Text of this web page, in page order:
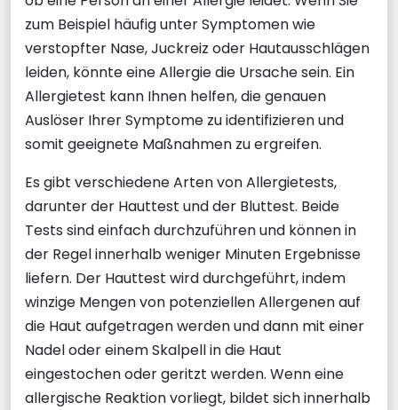
zum Beispiel häufig unter Symptomen wie
verstopfter Nase, Juckreiz oder Hautausschlägen
leiden, könnte eine Allergie die Ursache sein. Ein
Allergietest kann Ihnen helfen, die genauen
Auslöser Ihrer Symptome zu identifizieren und
somit geeignete Maßnahmen zu ergreifen.
Es gibt verschiedene Arten von Allergietests,
darunter der Hauttest und der Bluttest. Beide
Tests sind einfach durchzuführen und können in
der Regel innerhalb weniger Minuten Ergebnisse
liefern. Der Hauttest wird durchgeführt, indem
winzige Mengen von potenziellen Allergenen auf
die Haut aufgetragen werden und dann mit einer
Nadel oder einem Skalpell in die Haut
eingestochen oder geritzt werden. Wenn eine
allergische Reaktion vorliegt, bildet sich innerhalb